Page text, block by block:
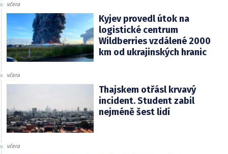
včera
Kyjev provedl útok na
logistické centrum
Wildberries vzdálené 2000
km od ukrajinských hranic
včera
Thajskem otřásl krvavý
incident. Student zabil
nejméně šest lidí
včera